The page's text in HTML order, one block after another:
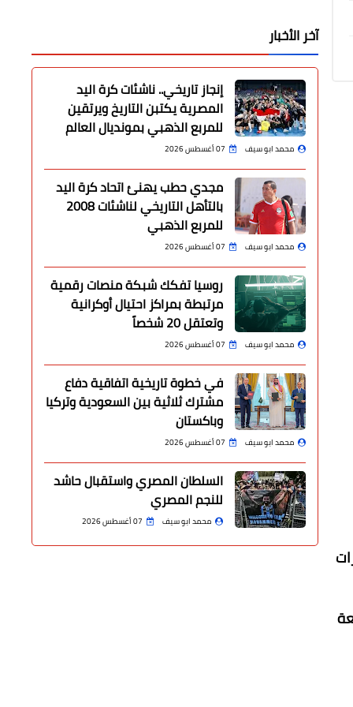
آخر الأخبار
إنجاز تاريخي.. ناشئات كرة اليد
المصرية يكتبن التاريخ ويرتقين
للمربع الذهبي بمونديال العالم
محمد ابو سيف 07 أغسطس 2026
مجدي حطب يهنئ اتحاد كرة اليد
بالتأهل التاريخي لناشئات 2008
للمربع الذهبي
محمد ابو سيف 07 أغسطس 2026
روسيا تفكك شبكة منصات رقمية
مرتبطة بمراكز احتيال أوكرانية
وتعتقل 20 شخصاً
محمد ابو سيف 07 أغسطس 2026
في خطوة تاريخية اتفاقية دفاع
مشترك ثلاثية بين السعودية وتركيا
وباكستان
محمد ابو سيف 07 أغسطس 2026
السلطان المصري واستقبال حاشد
للنجم المصري
محمد ابو سيف 07 أغسطس 2026